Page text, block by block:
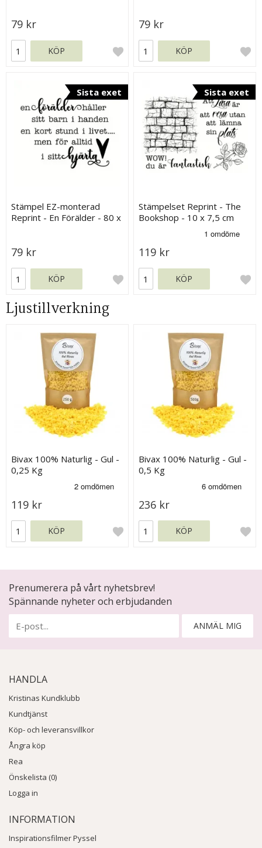
79 kr
KÖP
79 kr
KÖP
Sista exet
Stämpel EZ-monterad
Reprint - En Förälder - 80 x
79 kr
KÖP
Sista exet
Stämpelset Reprint - The
Bookshop - 10 x 7,5 cm
119 kr
KÖP
Ljustillverkning
Bivax 100% Naturlig - Gul -
0,25 Kg
119 kr
KÖP
Bivax 100% Naturlig - Gul -
0,5 Kg
236 kr
KÖP
Prenumerera på vårt nyhetsbrev!
Spännande nyheter och erbjudanden
ANMÄL MIG
HANDLA
Kristinas Kundklubb
Kundtjänst
Köp- och leveransvillkor
Ångra köp
Rea
Önskelista (0)
Logga in
INFORMATION
Inspirationsfilmer Pyssel